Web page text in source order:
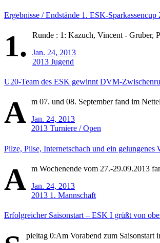
Ergebnisse / Endstände 1. ESK-Sparkassencup
1.
Runde : 1: Kazuch, Vincent - Gruber,
Jan. 24, 2013
2013 Jugend
U20-Team des ESK gewinnt DVM-
A m 07. und 08. September fand im
Jan. 24, 2013
2013 Turniere / Open
Pilze, Pilse, Internetschach und ein
A m Wochenende vom 27.-29.09.2013
Jan. 24, 2013
2013 1. Mannschaft
Erfolgreicher Saisonstart – ESK I grüßt von
pieltag 0:Am Vorabend zum Saisonstart